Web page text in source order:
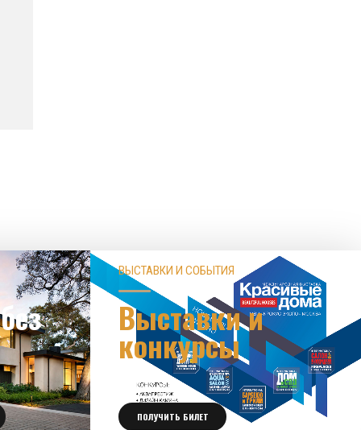
ВЫСТАВКИ И СОБЫТИЯ
Выставки и
конкурсы
ПОЛУЧИТЬ БИЛЕТ